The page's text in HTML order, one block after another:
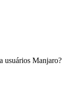
usuários Manjaro?